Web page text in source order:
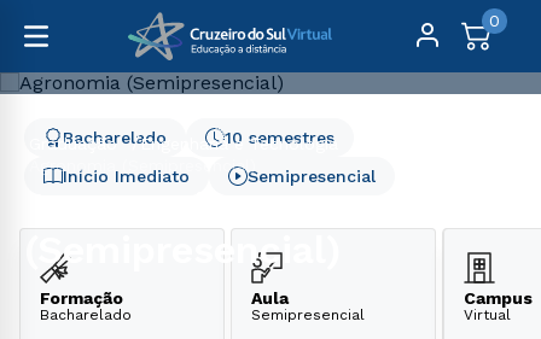
0
Graduação
Engenharia e Tecnologia
Agronomia (Semipresencial)
(Semipresencial)
Início Imediato
10 semestres
Bacharelado
Semipresencial
Formação
Bacharelado
Aula
Semipresencial
Campus
Virtual